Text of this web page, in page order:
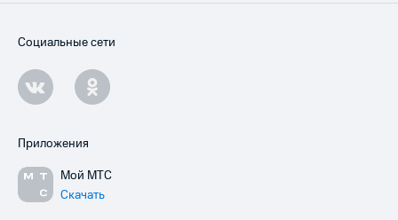
Социальные сети
Приложения
Мой МТС
Скачать